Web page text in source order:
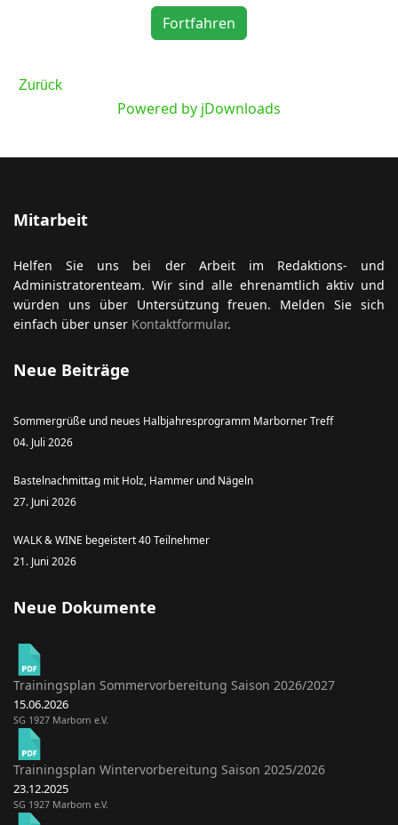
Fortfahren
Zurück
Powered by jDownloads
Mitarbeit
Helfen Sie uns bei der Arbeit im Redaktions- und
Administratorenteam. Wir sind alle ehrenamtlich aktiv und
würden uns über Untersützung freuen. Melden Sie sich
einfach über unser Kontaktformular.
Neue Beiträge
Sommergrüße und neues Halbjahresprogramm Marborner Treff
04. Juli 2026
Bastelnachmittag mit Holz, Hammer und Nägeln
27. Juni 2026
WALK & WINE begeistert 40 Teilnehmer
21. Juni 2026
Neue Dokumente
Trainingsplan Sommervorbereitung Saison 2026/2027
15.06.2026
SG 1927 Marborn e.V.
Trainingsplan Wintervorbereitung Saison 2025/2026
23.12.2025
SG 1927 Marborn e.V.